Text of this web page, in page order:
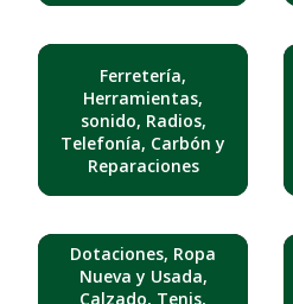
Ferretería,
Herramientas,
sonido, Radios,
Telefonía, Carbón y
Reparaciones
Dotaciones, Ropa
Nueva y Usada,
Calzado, Tenis,